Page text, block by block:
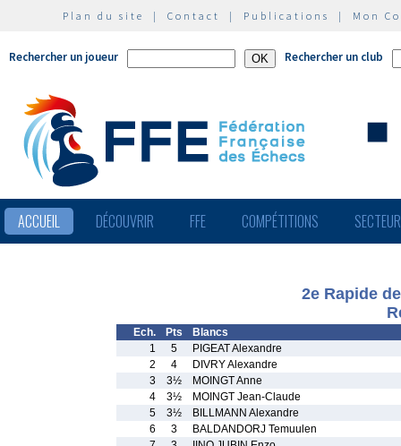
Plan du site | Contact | Publications | Mon
Rechercher un joueur Rechercher un club
ACCUEIL DÉCOUVRIR FFE COMPÉTITIONS
2e Rapide
Ech. Pts
Blancs
1
5
PIGEAT Alexandre
2
4
DIVRY Alexandre
3
3½
MOINGT Anne
4
3½
MOINGT Jean-Claude
5
3½
BILLMANN Alexandre
6
3
BALDANDORJ Temuulen